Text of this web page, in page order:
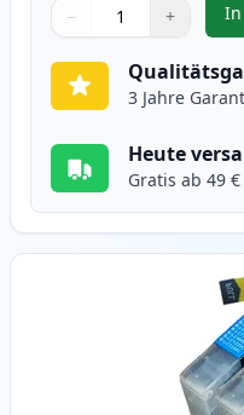
Verwenden Sie die
− +
1
In
3 Jahre
Heute
Gratis ab 49 €